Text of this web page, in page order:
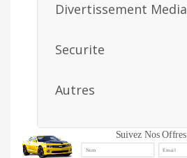
Divertissement Media
Securite
Autres
Suivez Nos Offres